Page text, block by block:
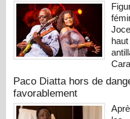
Paco Diatta hors de
favorablement